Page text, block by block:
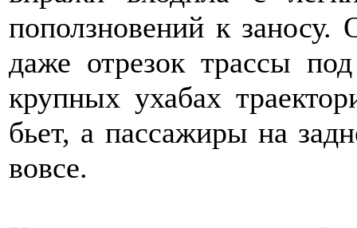
поползновений к заносу.
даже отрезок трассы
крупных ухабах
бьет, а пассажиры на
вовсе.